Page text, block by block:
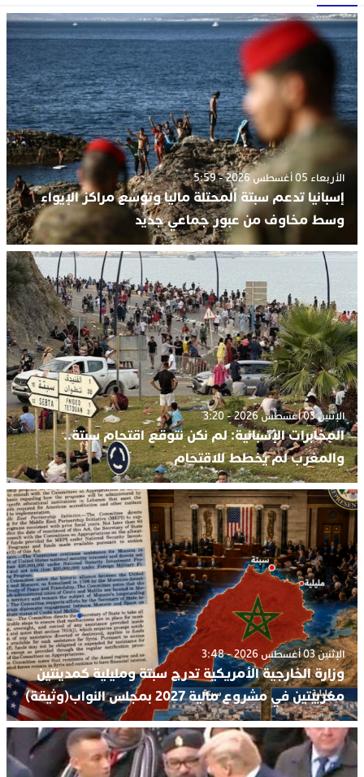
الأربعاء 05 أغسطس 2026 - 5:59
إسبانيا تدعم سبتة المحتلة ماليا وتوسع مراكز الإيواء
وسط مخاوف من عبور جماعي جديد
الإثنين 03 أغسطس 2026 - 3:20
المخابرات الإسبانية: لم نكن نتوقع اقتحام سبتة..
والمغرب لم يخطط للاقتحام
الإثنين 03 أغسطس 2026 - 3:48
وزارة الخارجية الأمريكية تدرج سبتة ومليلية كمدينتين
مغربيتين في مشروع مالية 2027 بمجلس النواب(وثيقة)